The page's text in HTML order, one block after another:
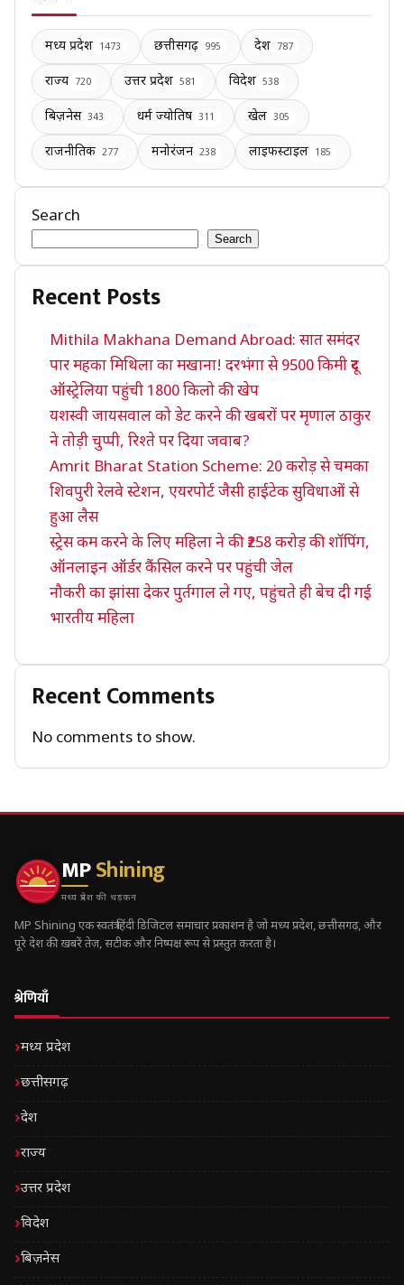
मध्य प्रदेश 1473 छत्तीसगढ़ 995 देश 787
राज्य 720 उत्तर प्रदेश 581 विदेश 538
बिज़नेस 343 धर्म ज्योतिष 311 खेल 305
राजनीतिक 277 मनोरंजन 238 लाइफस्टाइल 185
Search
Search
Recent Posts
Mithila Makhana Demand Abroad: सात समंदर
पार महका मिथिला का मखाना! दरभंगा से 9500 किमी दूर
ऑस्ट्रेलिया पहुंची 1800 किलो की खेप
यशस्वी जायसवाल को डेट करने की खबरों पर मृणाल ठाकुर
ने तोड़ी चुप्पी, रिश्ते पर दिया जवाब?
Amrit Bharat Station Scheme: 20 करोड़ से चमका
शिवपुरी रेलवे स्टेशन, एयरपोर्ट जैसी हाईटेक सुविधाओं से
हुआ लैस
स्ट्रेस कम करने के लिए महिला ने की ₹258 करोड़ की शॉपिंग,
ऑनलाइन ऑर्डर कैंसिल करने पर पहुंची जेल
नौकरी का झांसा देकर पुर्तगाल ले गए, पहुंचते ही बेच दी गई
भारतीय महिला
Recent Comments
No comments to show.
MPShining
मध्य प्रदेश की धड़कन
MP Shining एक स्वतंत्र हिंदी डिजिटल समाचार प्रकाशन है जो मध्य प्रदेश, छत्तीसगढ़, और
पूरे देश की ख़बरें तेज़, सटीक और निष्पक्ष रूप से प्रस्तुत करता है।
श्रेणियाँ
मध्य प्रदेश
छत्तीसगढ़
देश
राज्य
उत्तर प्रदेश
विदेश
बिज़नेस